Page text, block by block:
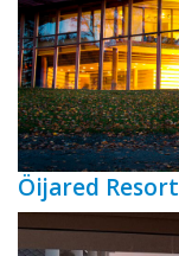
Öijared Resort